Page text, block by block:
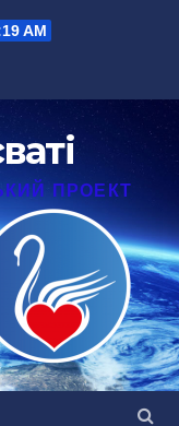
AM
ПРОЕКТ